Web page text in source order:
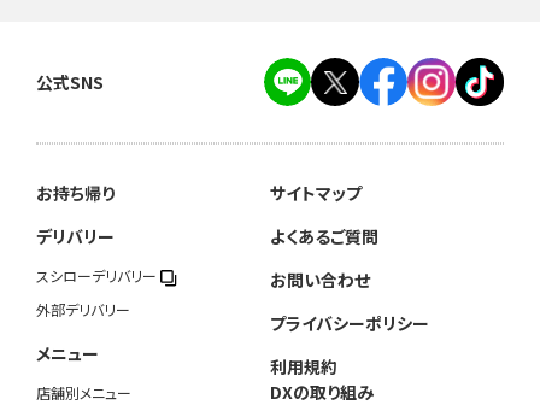
公式SNS
お持ち帰り
デリバリー
スシローデリバリー
外部デリバリー
メニュー
店舗別メニュー
サイトマップ
よくあるご質問
お問い合わせ
プライバシーポリシー
利用規約
DXの取り組み